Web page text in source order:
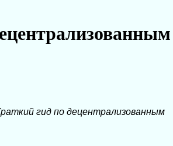
гид по децентрализованным